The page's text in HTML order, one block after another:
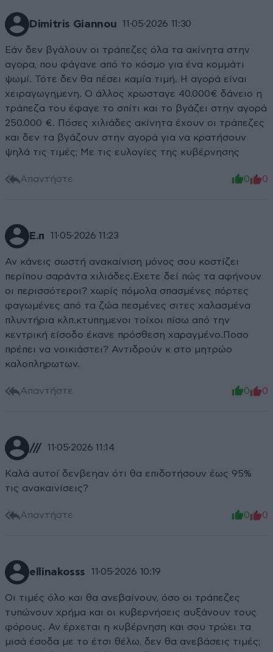
Dimitris Giannou 11·05·2026 11:30
Εάν δεν βγάλουν οι τράπεζες όλα τα ακίνητα στην
αγορα, που φάγανε από το κόσμο για ένα κομμάτι
ψωμί. Τότε δεν θα πέσει καμία τιμή. Η αγορά είναι
χειραγωγημενη. Ο άλλος χρωσταγε 40.000€ δάνειο η
τράπεζα του έφαγε το σπίτι και το βγάζει στην αγορά
250.000 €. Πόσες χιλιάδες ακίνητα έχουν οι τράπεζες
και δεν τα βγάζουν στην αγορά για να κρατήσουν
ψηλά τις τιμές; Με τις ευλογίες της κυβέρνησης
Απαντήστε 0 0
Ε.π 11·05·2026 11:23
Αν κάνεις σωστή ανακαίνιση μόνος σου κοστίζει
περίπου σαράντα χιλιάδες.Εχετε δεί πώς τα αφήνουν
οι περισσότεροι? χωρίς πόμολα σπασμένες πόρτες
φαγωμένες από τα ζώα πεσμένες σιτες χαλασμένα
πλυντήρια κλπ.κτυπημενοι τοίχοι πίσω από την
κεντρική είσοδο έκανε πρόσθεση χαραγμένο.Ποσο
πρέπει να νοικιάστει? Αντιδρούν κ στο μητρώο
καλοπληρωτων.
Απαντήστε 0 0
/// 11·05·2026 11:14
Καλά αυτοί δενβεηαν ότι θα επιδοτήσουν έως 95%
τις ανακαινίσεις?
Απαντήστε 0 0
ellinakosss 11·05·2026 10:19
Οι τιμές όλο και θα ανεβαίνουν, όσο οι τράπεζες
τυπώνουν χρήμα και οι κυβερνήσεις αυξάνουν τους
φόρους. Αν έρχεται η κυβέρνηση και σου τρώει τα
μισά έσοδα με το έτσι θέλω, δεν θα ανεβάσεις τιμές;